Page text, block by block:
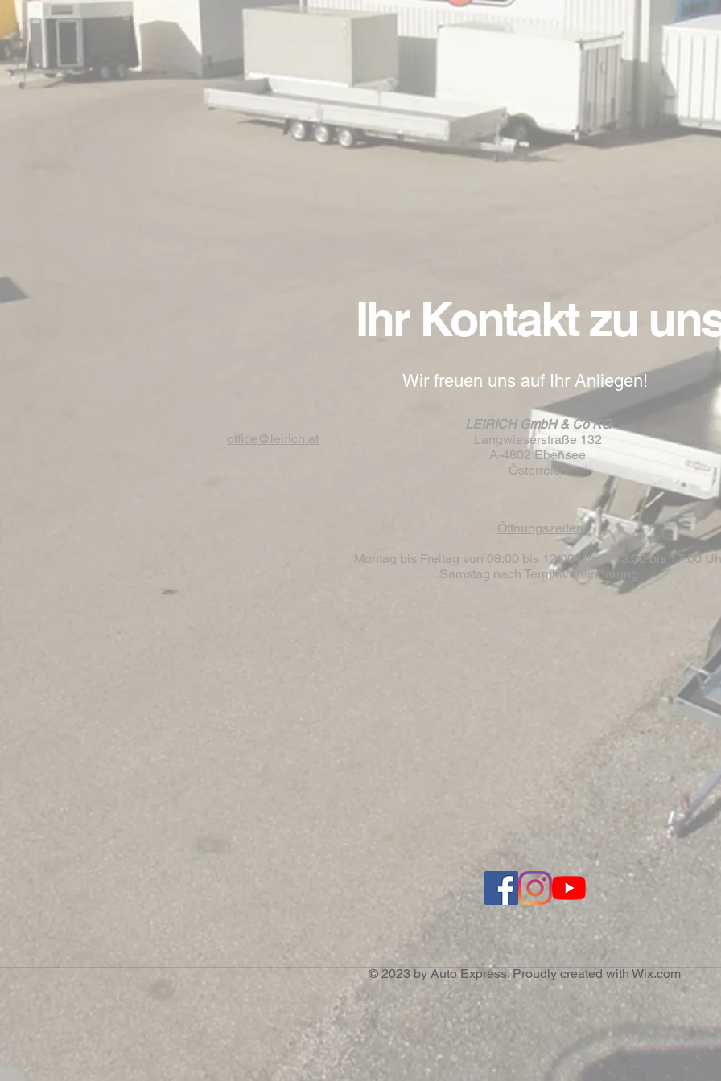
Höhere Wartungskosten, Bremsanlage, Bereifung
Händisch schwer rangierbar durch höheren Wiederstand
Ihr Kontakt zu
Wir freuen uns auf Ihr Anliegen!
office@leirich.at
LEIRICH GmbH & Co KG
Langwieserstraße 132
A-4802 Ebensee
Österreich
Öffnungszeiten
Montag bis Freitag von 08:00 bis 12:00 Uhr & 13:30 bis 17:00
Samstag nach Terminvereinbarung
© 2023 by Auto Express. Proudly created with Wix.com